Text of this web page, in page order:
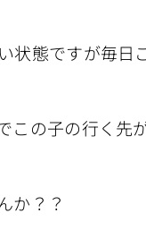
状態ですが毎日
この子の行く先
か？？